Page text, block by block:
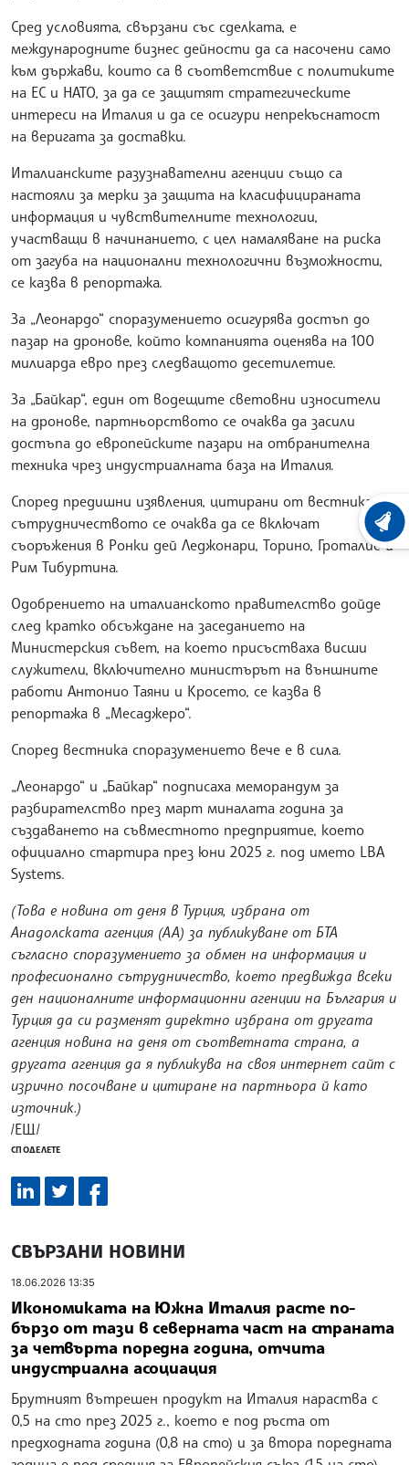
Сред условията, свързани със сделката, е
международните бизнес дейности да са насочени само
към държави, които са в съответствие с политиките
на ЕС и НАТО, за да се защитят стратегическите
интереси на Италия и да се осигури непрекъснатост
на веригата за доставки.
Италианските разузнавателни агенции също са
настояли за мерки за защита на класифицираната
информация и чувствителните технологии,
участващи в начинанието, с цел намаляване на риска
от загуба на национални технологични възможности,
се казва в репортажа.
За „Леонардо“ споразумението осигурява достъп до
пазар на дронове, който компанията оценява на 100
милиарда евро през следващото десетилетие.
За „Байкар“, един от водещите световни износители
на дронове, партньорството се очаква да засили
достъпа до европейските пазари на отбранителна
техника чрез индустриалната база на Италия.
Според предишни изявления, цитирани от вестника, в
сътрудничеството се очаква да се включат
съоръжения в Ронки дей Леджонари, Торино, Гроталие и
Рим Тибуртина.
Одобрението на италианското правителство дойде
след кратко обсъждане на заседанието на
Министерския съвет, на което присъстваха висши
служители, включително министърът на външните
работи Антонио Таяни и Кросето, се казва в
репортажа в „Месаджеро“.
Според вестника споразумението вече е в сила.
„Леонардо“ и „Байкар“ подписаха меморандум за
разбирателство през март миналата година за
създаването на съвместното предприятие, което
официално стартира през юни 2025 г. под името LBA
Systems.
(Това е новина от деня в Турция, избрана от
Анадолската агенция (АА) за публикуване от БТА
съгласно споразумението за обмен на информация и
професионално сътрудничество, което предвижда всеки
ден националните информационни агенции на България и
Турция да си разменят директно избрана от другата
агенция новина на деня от съответната страна, а
другата агенция да я публикува на своя интернет сайт с
изрично посочване и цитиране на партньора й като
източник.)
/ЕЩ/
СПОДЕЛЕТЕ
СВЪРЗАНИ НОВИНИ
18.06.2026 13:35
Икономиката на Южна Италия расте по-
бързо от тази в северната част на страната
за четвърта поредна година, отчита
индустриална асоциация
Брутният вътрешен продукт на Италия нараства с
0,5 на сто през 2025 г., което е под ръста от
предходната година (0,8 на сто) и за втора поредната